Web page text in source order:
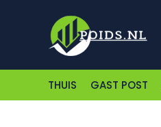
THUIS GAST POST